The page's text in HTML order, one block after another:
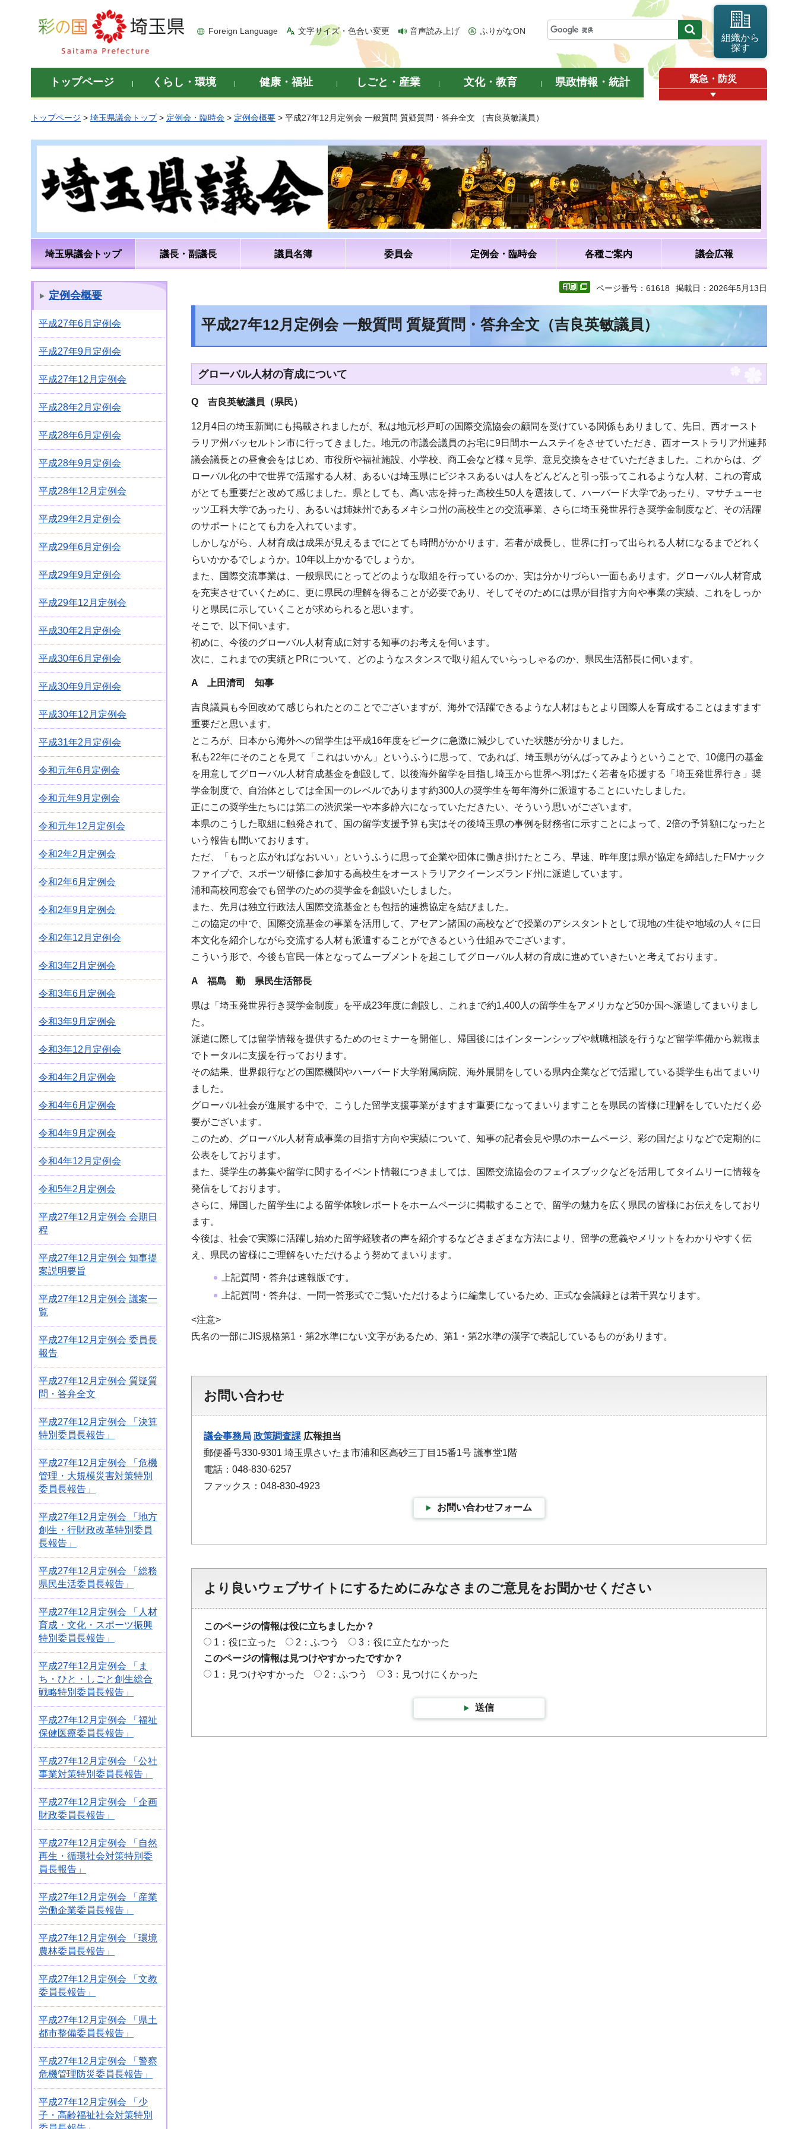
彩の国 埼玉県
Foreign Language 文字サイズ・色合い変更 音声読み上げ ふりがなON
組織から
探す
トップページ くらし・環境 健康・福祉 しごと・産業 文化・教育 県政情報・統計 緊急・防災
トップページ > 埼玉県議会トップ> 定例会・臨時会 > 定例会概要 > 平成27年12月定例会 一般質問 質疑質問・答弁全文 （吉良英敏議員）
埼玉県議会トップ 議長・副議長 議員名簿 委員会 定例会・臨時会 各種ご案内 議会広報
定例会概要
平成27年6月定例会
平成27年9月定例会
平成27年12月定例会
平成28年2月定例会
平成28年6月定例会
平成28年9月定例会
平成28年12月定例会
平成29年2月定例会
平成29年6月定例会
平成29年9月定例会
平成29年12月定例会
平成30年2月定例会
平成30年6月定例会
平成30年9月定例会
平成30年12月定例会
平成31年2月定例会
令和元年6月定例会
令和元年9月定例会
令和元年12月定例会
令和2年2月定例会
令和2年6月定例会
令和2年9月定例会
令和2年12月定例会
令和3年2月定例会
令和3年6月定例会
令和3年9月定例会
令和3年12月定例会
令和4年2月定例会
令和4年6月定例会
令和4年9月定例会
令和4年12月定例会
令和5年2月定例会
平成27年12月定例会 会期日
程
平成27年12月定例会 知事提
案説明要旨
平成27年12月定例会 議案一
覧
平成27年12月定例会 委員長
報告
平成27年12月定例会 質疑質
問・答弁全文
平成27年12月定例会 「決算
特別委員長報告」
平成27年12月定例会 「危機
管理・大規模災害対策特別
委員長報告」
平成27年12月定例会 「地方
創生・行財政改革特別委員
長報告」
平成27年12月定例会 「総務
県民生活委員長報告」
平成27年12月定例会 「人材
育成・文化・スポーツ振興
特別委員長報告」
平成27年12月定例会 「ま
ち・ひと・しごと創生総合
戦略特別委員長報告」
平成27年12月定例会 「福祉
保健医療委員長報告」
平成27年12月定例会 「公社
事業対策特別委員長報告」
平成27年12月定例会 「企画
財政委員長報告」
平成27年12月定例会 「自然
再生・循環社会対策特別委
員長報告」
平成27年12月定例会 「産業
労働企業委員長報告」
平成27年12月定例会 「環境
農林委員長報告」
平成27年12月定例会 「文教
委員長報告」
平成27年12月定例会 「県土
都市整備委員長報告」
平成27年12月定例会 「警察
危機管理防災委員長報告」
平成27年12月定例会 「少
子・高齢福祉社会対策特別
ページ番号：61618 掲載日：2026年5月13日
平成27年12月定例会 一般質問 質疑質問・答弁全文（吉良英敏議員）
グローバル人材の育成について
Q 吉良英敏議員（県民）
12月4日の埼玉新聞にも掲載されましたが、私は地元杉戸町の国際交流協会の顧問を受けている関係もありまして、先日、西オースト
ラリア州バッセルトン市に行ってきました。地元の市議会議員のお宅に9日間ホームステイをさせていただき、西オーストラリア州連邦
議会議長との昼食会をはじめ、市役所や福祉施設、小学校、商工会など様々見学、意見交換をさせていただきました。これからは、グ
ローバル化の中で世界で活躍する人材、あるいは埼玉県にビジネスあるいは人をどんどんと引っ張ってこれるような人材、これの育成
がとても重要だと改めて感じました。県としても、高い志を持った高校生50人を選抜して、ハーバード大学であったり、マサチューセ
ッツ工科大学であったり、あるいは姉妹州であるメキシコ州の高校生との交流事業、さらに埼玉発世界行き奨学金制度など、その活躍
のサポートにとても力を入れています。
しかしながら、人材育成は成果が見えるまでにとても時間がかかります。若者が成長し、世界に打って出られる人材になるまでどれく
らいかかるでしょうか。10年以上かかるでしょうか。
また、国際交流事業は、一般県民にとってどのような取組を行っているのか、実は分かりづらい一面もあります。グローバル人材育成
を充実させていくために、更に県民の理解を得ることが必要であり、そしてそのためには県が目指す方向や事業の実績、これをしっか
りと県民に示していくことが求められると思います。
そこで、以下伺います。
初めに、今後のグローバル人材育成に対する知事のお考えを伺います。
次に、これまでの実績とPRについて、どのようなスタンスで取り組んでいらっしゃるのか、県民生活部長に伺います。
A 上田清司 知事
吉良議員も今回改めて感じられたとのことでございますが、海外で活躍できるような人材はもとより国際人を育成することはますます
重要だと思います。
ところが、日本から海外への留学生は平成16年度をピークに急激に減少していた状態が分かりました。
私も22年にそのことを見て「これはいかん」というふうに思って、であれば、埼玉県ががんばってみようということで、10億円の基金
を用意してグローバル人材育成基金を創設して、以後海外留学を目指し埼玉から世界へ羽ばたく若者を応援する「埼玉発世界行き」奨
学金制度で、自治体としては全国一のレベルであります約300人の奨学生を毎年海外に派遣することにいたしました。
正にこの奨学生たちには第二の渋沢栄一や本多静六になっていただきたい、そういう思いがございます。
本県のこうした取組に触発されて、国の留学支援予算も実はその後埼玉県の事例を財務省に示すことによって、2倍の予算額になったと
いう報告も聞いております。
ただ、「もっと広がればなおいい」というふうに思って企業や団体に働き掛けたところ、早速、昨年度は県が協定を締結したFMナック
ファイブで、スポーツ研修に参加する高校生をオーストラリアクイーンズランド州に派遣しています。
浦和高校同窓会でも留学のための奨学金を創設いたしました。
また、先月は独立行政法人国際交流基金とも包括的連携協定を結びました。
この協定の中で、国際交流基金の事業を活用して、アセアン諸国の高校などで授業のアシスタントとして現地の生徒や地域の人々に日
本文化を紹介しながら交流する人材も派遣することができるという仕組みでございます。
こういう形で、今後も官民一体となってムーブメントを起こしてグローバル人材の育成に進めていきたいと考えております。
A 福島 勤 県民生活部長
県は「埼玉発世界行き奨学金制度」を平成23年度に創設し、これまで約1,400人の留学生をアメリカなど50か国へ派遣してまいりまし
た。
派遣に際しては留学情報を提供するためのセミナーを開催し、帰国後にはインターンシップや就職相談を行うなど留学準備から就職ま
でトータルに支援を行っております。
その結果、世界銀行などの国際機関やハーバード大学附属病院、海外展開をしている県内企業などで活躍している奨学生も出てまいり
ました。
グローバル社会が進展する中で、こうした留学支援事業がますます重要になってまいりますことを県民の皆様に理解をしていただく必
要がございます。
このため、グローバル人材育成事業の目指す方向や実績について、知事の記者会見や県のホームページ、彩の国だよりなどで定期的に
公表をしております。
また、奨学生の募集や留学に関するイベント情報につきましては、国際交流協会のフェイスブックなどを活用してタイムリーに情報を
発信をしております。
さらに、帰国した留学生による留学体験レポートをホームページに掲載することで、留学の魅力を広く県民の皆様にお伝えをしており
ます。
今後は、社会で実際に活躍し始めた留学経験者の声を紹介するなどさまざまな方法により、留学の意義やメリットをわかりやすく伝
え、県民の皆様にご理解をいただけるよう努めてまいります。
上記質問・答弁は速報版です。
上記質問・答弁は、一問一答形式でご覧いただけるように編集しているため、正式な会議録とは若干異なります。
<注意>
氏名の一部にJIS規格第1・第2水準にない文字があるため、第1・第2水準の漢字で表記しているものがあります。
お問い合わせ
議会事務局 政策調査課広報担当
郵便番号330-9301 埼玉県さいたま市浦和区高砂三丁目15番1号 議事堂1階
電話：048-830-6257
ファックス：048-830-4923
お問い合わせフォーム
より良いウェブサイトにするためにみなさまのご意見をお聞かせください
このページの情報は役に立ちましたか？
1：役に立った
2：ふつう
3：役に立たなかった
このページの情報は見つけやすかったですか？
1：見つけやすかった
2：ふつう 3：見つけにくかった
送信